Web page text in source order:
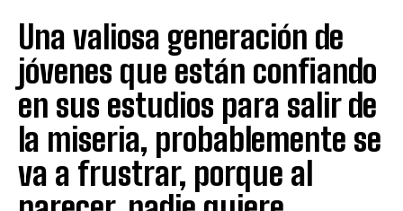
Una valiosa generación de
jóvenes que están confiando
en sus estudios para salir de
la miseria, probablemente se
va a frustrar, porque al